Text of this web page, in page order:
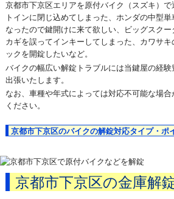
京都市下京区エリアを原付バイク（スズキ）
トインに閉じ込めてしまった、ホンダの中型
なったので鍵開けに来て欲しい、ビッグスク
カギを誤ってインキーしてしまった、カワサ
ックを開錠したいなど。
バイクの幅広い解錠トラブルには当鍵屋の経
出張いたします。
なお、車種や年式によっては対応不可能な場
ください。
京都市下京区のバイクの解錠対応タイプ・ポ
京都市下京区の金庫解